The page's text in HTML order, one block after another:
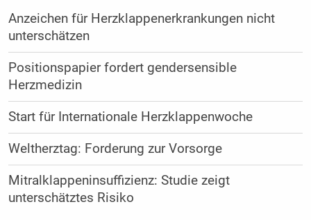
Anzeichen für Herzklappenerkrankungen nicht
unterschätzen
Positionspapier fordert gendersensible
Herzmedizin
Start für Internationale Herzklappenwoche
Weltherztag: Forderung zur Vorsorge
Mitralklappeninsuffizienz: Studie zeigt
unterschätztes Risiko